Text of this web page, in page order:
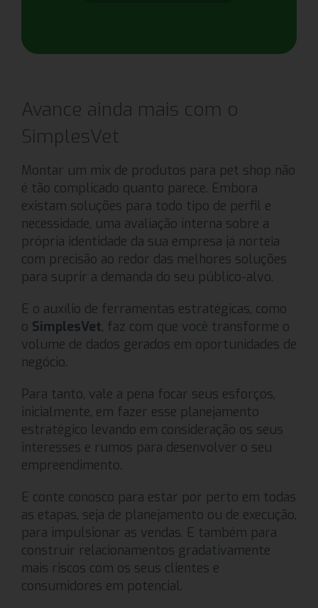
Avance ainda mais com o
SimplesVet
Montar um mix de produtos para pet shop não
é tão complicado quanto parece. Embora
existam soluções para todo tipo de perfil e
necessidade, uma avaliação interna sobre a
própria identidade da sua empresa já norteia
com precisão ao redor das melhores soluções
para suprir a demanda do seu público-alvo.
E o auxílio de ferramentas estratégicas, como
o SimplesVet, faz com que você transforme o
volume de dados gerados em oportunidades de
negócio.
Para tanto, vale a pena focar seus esforços,
inicialmente, em fazer esse planejamento
estratégico levando em consideração os seus
interesses e rumos para desenvolver o seu
empreendimento.
E conte conosco para estar por perto em todas
as etapas, seja de planejamento ou de execução,
para impulsionar as vendas. E também para
construir relacionamentos gradativamente
mais riscos com os seus clientes e
consumidores em potencial.